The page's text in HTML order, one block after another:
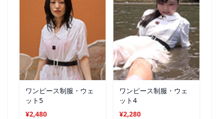
ワンピース制服・ウェ
ット5
¥2,480
ワンピース制服・ウェ
ット4
¥2,280